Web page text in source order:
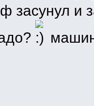
засунул и